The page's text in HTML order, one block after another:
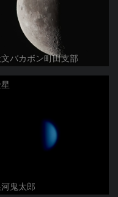
バカボン町田支部
鬼太郎